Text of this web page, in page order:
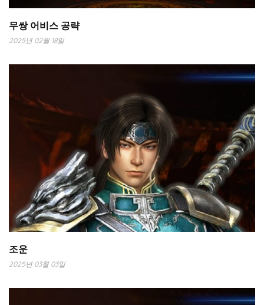
무쌍 어비스 공략
2025년 02월 18일
조운
2025년 03월 03일